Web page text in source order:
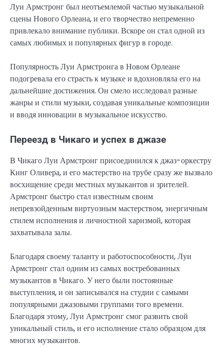
Луи Армстронг был неотъемлемой частью музыкальной
сцены Нового Орлеана, и его творчество непременно
привлекало внимание публики. Вскоре он стал одной из
самых любимых и популярных фигур в городе.
Популярность Луи Армстронга в Новом Орлеане
подогревала его страсть к музыке и вдохновляла его на
дальнейшие достижения. Он смело исследовал разные
жанры и стили музыки, создавая уникальные композиции
и вводя инновации в музыкальное искусство.
Переезд в Чикаго и успех в джазе
В Чикаго Луи Армстронг присоединился к джаз-оркестру
Кинг Оливера, и его мастерство на трубе сразу же вызвало
восхищение среди местных музыкантов и зрителей.
Армстронг быстро стал известным своим
непревзойденным виртуозным мастерством, энергичным
стилем исполнения и личностной харизмой, которая
захватывала залы.
Благодаря своему таланту и работоспособности, Луи
Армстронг стал одним из самых востребованных
музыкантов в Чикаго. У него были постоянные
выступления, и он записывался на студии с самыми
популярными джазовыми группами того времени.
Благодаря этому, Луи Армстронг смог развить свой
уникальный стиль, и его исполнение стало образцом для
многих музыкантов.